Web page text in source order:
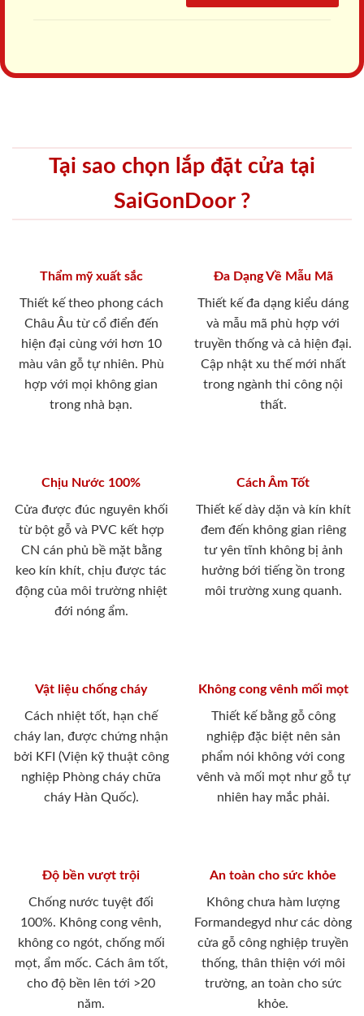
Tại sao chọn lắp đặt cửa tại
SaiGonDoor ?
Thẩm mỹ xuất sắc
Thiết kế theo phong cách
Châu Âu từ cổ điển đến
hiện đại cùng với hơn 10
màu vân gỗ tự nhiên. Phù
hợp với mọi không gian
trong nhà bạn.
Đa Dạng Về Mẫu Mã
Thiết kế đa dạng kiểu dáng
và mẫu mã phù hợp với
truyền thống và cả hiện đại.
Cập nhật xu thế mới nhất
trong ngành thi công nội
thất.
Chịu Nước 100%
Cửa được đúc nguyên khối
từ bột gỗ và PVC kết hợp
CN cán phủ bề mặt bằng
keo kín khít, chịu được tác
động của môi trường nhiệt
đới nóng ẩm.
Cách Âm Tốt
Thiết kế dày dặn và kín khít
đem đến không gian riêng
tư yên tĩnh không bị ảnh
hưởng bới tiếng ồn trong
môi trường xung quanh.
Vật liệu chống cháy
Cách nhiệt tốt, hạn chế
cháy lan, được chứng nhận
bởi KFI (Viện kỹ thuật công
nghiệp Phòng cháy chữa
cháy Hàn Quốc).
Không cong vênh mối mọt
Thiết kế bằng gỗ công
nghiệp đặc biệt nên sản
phẩm nói không với cong
vênh và mối mọt như gỗ tự
nhiên hay mắc phải.
Độ bền vượt trội
Chống nước tuyệt đối
100%. Không cong vênh,
không co ngót, chống mối
mọt, ẩm mốc. Cách âm tốt,
cho độ bền lên tới >20
năm.
An toàn cho sức khỏe
Không chưa hàm lượng
Formandegyd như các dòng
cửa gỗ công nghiệp truyền
thống, thân thiện với môi
trường, an toàn cho sức
khỏe.